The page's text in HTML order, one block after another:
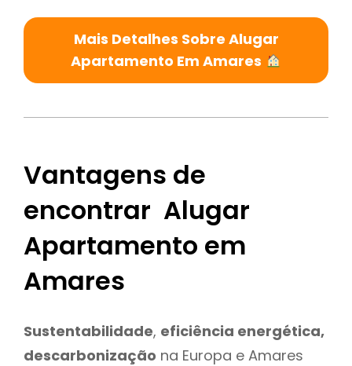
Mais Detalhes Sobre Alugar
Apartamento Em Amares
Vantagens de
encontrar Alugar
Apartamento em
Amares
Sustentabilidade, eficiência energética,
descarbonização na Europa e Amares